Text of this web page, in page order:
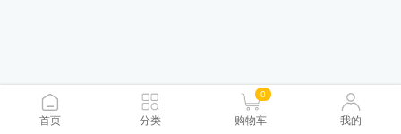
首页 分类
0
购物车 我的